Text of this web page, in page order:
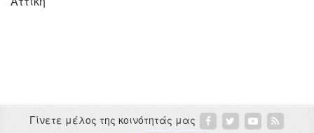
Γίνετε μέλος της κοινότητάς μας